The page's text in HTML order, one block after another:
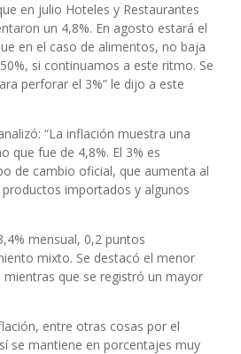
en julio Hoteles y Restaurantes
un 4,8%. En agosto estará el
en el caso de alimentos, no baja
si continuamos a este ritmo. Se
perforar el 3%” le dijo a este
“La inflación muestra una
que fue de 4,8%. El 3% es
de cambio oficial, que aumenta al
importados y algunos
mensual, 0,2 puntos
mixto. Se destacó el menor
que se registró un mayor
entre otras cosas por el
se mantiene en porcentajes muy